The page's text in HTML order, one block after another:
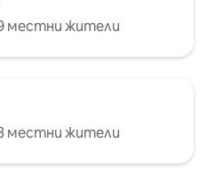
местни жители
местни жители